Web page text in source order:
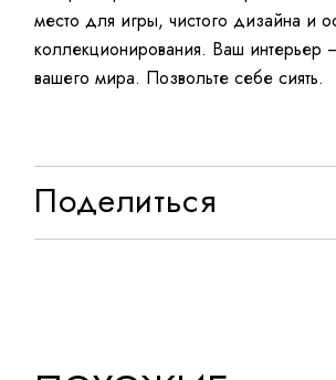
место для игры, чистого дизайна и
коллекционирования. Ваш интерьер
вашего мира. Позвольте себе сиять.
Поделиться